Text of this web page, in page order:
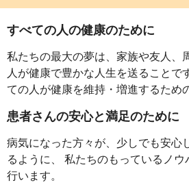
すべての人の健康のために
私たちの最大の夢は、家族や友人、
人が健康で豊かな人生を送ることで
ての人が健康を維持・増進するため
患者さんの安心と満足のために
病気になった方々が、少しでも安心
るように、 私たちのもっているノ
行います。